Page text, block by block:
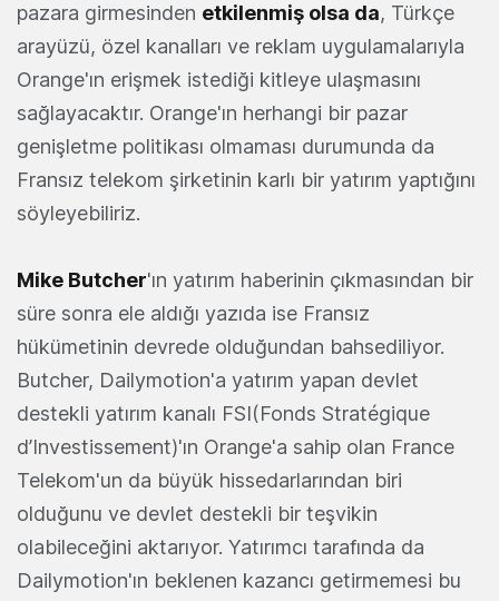
pazara girmesinden etkilenmiş olsa da, Türkçe
arayüzü, özel kanalları ve reklam uygulamalarıyla
Orange'ın erişmek istediği kitleye ulaşmasını
sağlayacaktır. Orange'ın herhangi bir pazar
genişletme politikası olmaması durumunda da
Fransız telekom şirketinin karlı bir yatırım yaptığını
söyleyebiliriz.
Mike Butcher'ın yatırım haberinin çıkmasından bir
süre sonra ele aldığı yazıda ise Fransız
hükümetinin devrede olduğundan bahsediliyor.
Butcher, Dailymotion'a yatırım yapan devlet
destekli yatırım kanalı FSI(Fonds Stratégique
d’Investissement)'ın Orange'a sahip olan France
Telekom'un da büyük hissedarlarından biri
olduğunu ve devlet destekli bir teşvikin
olabileceğini aktarıyor. Yatırımcı tarafında da
Dailymotion'ın beklenen kazancı getirmemesi bu